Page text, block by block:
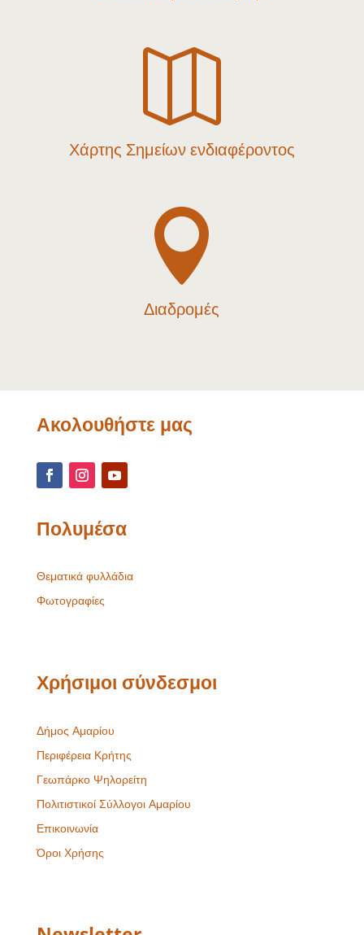

Χάρτης Σημείων ενδιαφέροντος

Διαδρομές
Ακολουθήστε μας
Πολυμέσα
Θεματικά φυλλάδια
Φωτογραφίες
Χρήσιμοι σύνδεσμοι
Δήμος Αμαρίου
Περιφέρεια Κρήτης
Γεωπάρκο Ψηλορείτη
Πολιτιστικοί Σύλλογοι Αμαρίου
Επικοινωνία
Όροι Χρήσης